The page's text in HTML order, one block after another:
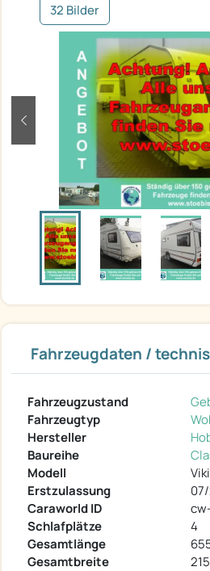
32 Bilder
zurück
Fahrzeugdaten /
Fahrzeugzustand
Fahrzeugtyp
Hersteller
Baureihe
Modell
Erstzulassung
Caraworld ID
Schlafplätze
4
Gesamtlänge
Gesamtbreite